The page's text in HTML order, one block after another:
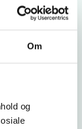
Om
og
eller
disse